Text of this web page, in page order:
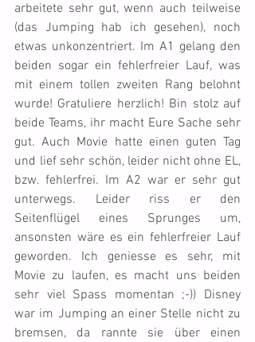
arbeitete sehr gut, wenn auch teilweise
(das Jumping hab ich gesehen), noch
etwas unkonzentriert. Im A1 gelang den
beiden sogar ein fehlerfreier Lauf, was
mit einem tollen zweiten Rang belohnt
wurde! Gratuliere herzlich! Bin stolz auf
beide Teams, ihr macht Eure Sache sehr
gut. Auch Movie hatte einen guten Tag
und lief sehr schön, leider nicht ohne EL,
bzw. fehlerfrei. Im A2 war er sehr gut
unterwegs. Leider riss er den
Seitenflügel eines Sprunges um,
ansonsten wäre es ein fehlerfreier Lauf
geworden. Ich geniesse es sehr, mit
Movie zu laufen, es macht uns beiden
sehr viel Spass momentan ;-)) Disney
war im Jumping an einer Stelle nicht zu
bremsen, da rannte sie über einen